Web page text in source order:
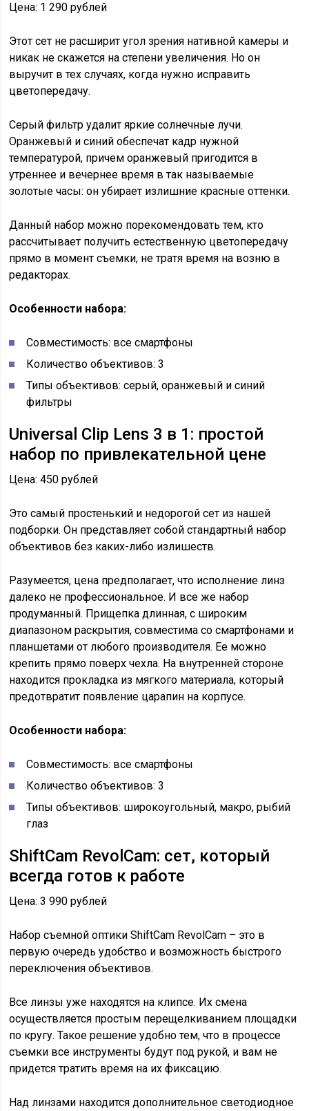
Цена: 1 290 рублей
Этот сет не расширит угол зрения нативной камеры и
никак не скажется на степени увеличения. Но он
выручит в тех случаях, когда нужно исправить
цветопередачу.
Серый фильтр удалит яркие солнечные лучи.
Оранжевый и синий обеспечат кадр нужной
температурой, причем оранжевый пригодится в
утреннее и вечернее время в так называемые
золотые часы: он убирает излишние красные оттенки.
Данный набор можно порекомендовать тем, кто
рассчитывает получить естественную цветопередачу
прямо в момент съемки, не тратя время на возню в
редакторах.
Особенности набора:
Совместимость: все смартфоны
Количество объективов: 3
Типы объективов: серый, оранжевый и синий
фильтры
Universal Clip Lens 3 в 1: простой
набор по привлекательной цене
Цена: 450 рублей
Это самый простенький и недорогой сет из нашей
подборки. Он представляет собой стандартный набор
объективов без каких-либо излишеств.
Разумеется, цена предполагает, что исполнение линз
далеко не профессиональное. И все же набор
продуманный. Прищепка длинная, с широким
диапазоном раскрытия, совместима со смартфонами и
планшетами от любого производителя. Ее можно
крепить прямо поверх чехла. На внутренней стороне
находится прокладка из мягкого материала, который
предотвратит появление царапин на корпусе.
Особенности набора:
Совместимость: все смартфоны
Количество объективов: 3
Типы объективов: широкоугольный, макро, рыбий
глаз
ShiftCam RevolCam: сет, который
всегда готов к работе
Цена: 3 990 рублей
Набор съемной оптики ShiftCam RevolCam – это в
первую очередь удобство и возможность быстрого
переключения объективов.
Все линзы уже находятся на клипсе. Их смена
осуществляется простым перещелкиванием площадки
по кругу. Такое решение удобно тем, что в процессе
съемки все инструменты будут под рукой, и вам не
придется тратить время на их фиксацию.
Над линзами находится дополнительное светодиодное